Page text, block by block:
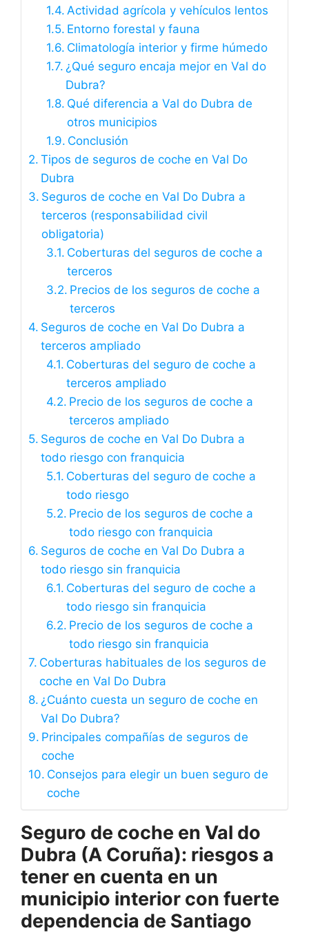
Actividad agrícola y vehículos lentos
Entorno forestal y fauna
Climatología interior y firme húmedo
¿Qué seguro encaja mejor en Val do
Dubra?
Qué diferencia a Val do Dubra de
otros municipios
Conclusión
Tipos de seguros de coche en Val Do
Dubra
Seguros de coche en Val Do Dubra a
terceros (responsabilidad civil
obligatoria)
Coberturas del seguros de coche a
terceros
Precios de los seguros de coche a
terceros
Seguros de coche en Val Do Dubra a
terceros ampliado
Coberturas del seguro de coche a
terceros ampliado
Precio de los seguros de coche a
terceros ampliado
Seguros de coche en Val Do Dubra a
todo riesgo con franquicia
Coberturas del seguro de coche a
todo riesgo
Precio de los seguros de coche a
todo riesgo con franquicia
Seguros de coche en Val Do Dubra a
todo riesgo sin franquicia
Coberturas del seguro de coche a
todo riesgo sin franquicia
Precio de los seguros de coche a
todo riesgo sin franquicia
Coberturas habituales de los seguros de
coche en Val Do Dubra
¿Cuánto cuesta un seguro de coche en
Val Do Dubra?
Principales compañías de seguros de
coche
Consejos para elegir un buen seguro de
coche
Seguro de coche en Val do
Dubra (A Coruña): riesgos a
tener en cuenta en un
municipio interior con fuerte
dependencia de Santiago